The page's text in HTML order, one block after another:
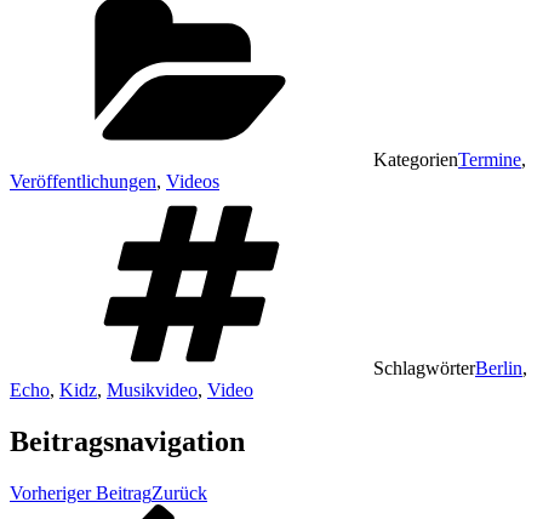
KategorienTermine,
Veröffentlichungen, Videos
SchlagwörterBerlin,
Echo, Kidz, Musikvideo, Video
Beitragsnavigation
Vorheriger BeitragZurück